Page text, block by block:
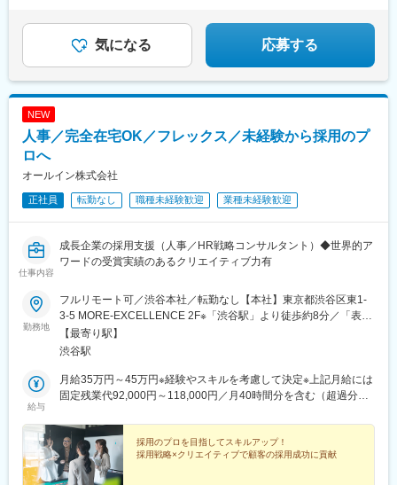
梅田駅(阪神線)、東寺駅、阪神国道駅、西新町駅、高速神戸駅、芦
屋駅(阪神線)、西川緑道公園駅、猿猴橋町駅、高知橋駅、大手町駅
(愛媛県)、天神南駅、桜島桟橋通駅、二本木口駅、五島町駅、中佐
★全国にプロジェクトあり！
★しっかり休めてオフも満喫♪
気になる 応募する
NEW
人事／完全在宅OK／フレックス／未経験から採用のプ
ロへ
オールイン株式会社
正社員 転勤なし 職種未経験歓迎 業種未経験歓迎
仕事内容
成長企業の採用支援（人事／HR戦略コンサルタント）◆世界的ア
ワードの受賞実績のあるクリエイティブ力有
勤務地
フルリモート可／渋谷本社／転勤なし【本社】東京都渋谷区東1-
3-5 MORE-EXCELLENCE 2F※「渋谷駅」より徒歩約8分／「表参
道駅」より徒歩約10分
【最寄り駅】
渋谷駅
給与
月給35万円～45万円※経験やスキルを考慮して決定※上記月給には
固定残業代92,000円～118,000円／月40時間分を含む（超過分は
採用のプロを目指してスキルアップ！
採用戦略×クリエイティブで顧客の採用成功に貢献